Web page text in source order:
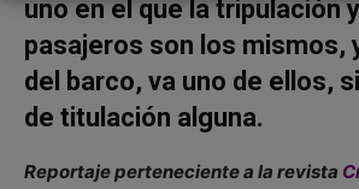
uno en el que la tripulación
pasajeros son los mismos,
del barco, va uno de ellos,
de titulación alguna.
Reportaje perteneciente a la revista